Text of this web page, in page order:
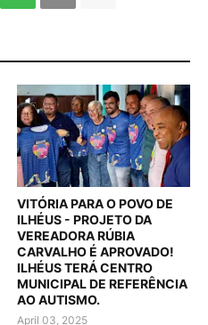
VITÓRIA PARA O POVO DE
ILHÉUS - PROJETO DA
VEREADORA RÚBIA
CARVALHO É APROVADO!
ILHÉUS TERÁ CENTRO
MUNICIPAL DE REFERÊNCIA
AO AUTISMO.
April 03, 2025